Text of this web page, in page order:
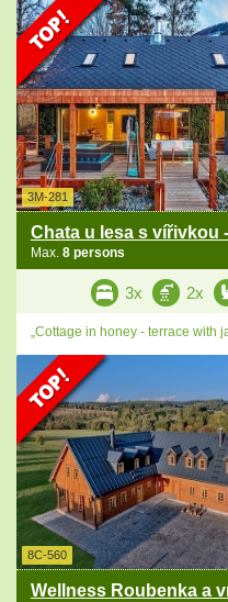
3M-281
Chata u lesa s vířivkou
Max. 8 persons
3x 2x
„Cottage in honey - terrace with
8C-560
Wellness Roubenka a